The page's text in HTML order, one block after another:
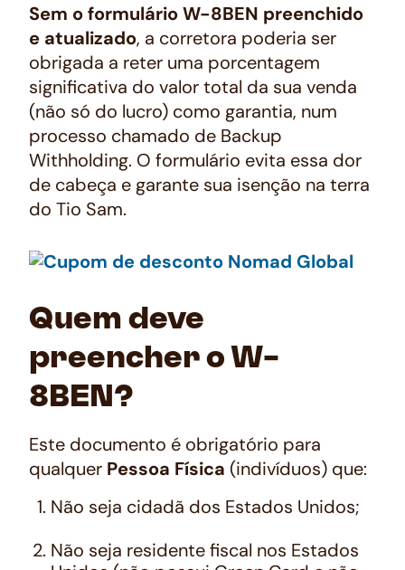
Sem o formulário W-8BEN preenchido
e atualizado, a corretora poderia ser
obrigada a reter uma porcentagem
significativa do valor total da sua venda
(não só do lucro) como garantia, num
processo chamado de Backup
Withholding. O formulário evita essa dor
de cabeça e garante sua isenção na terra
do Tio Sam.
Quem deve
preencher o W-
8BEN?
Este documento é obrigatório para
qualquer Pessoa Física (indivíduos) que:
Não seja cidadã dos Estados Unidos;
Não seja residente fiscal nos Estados